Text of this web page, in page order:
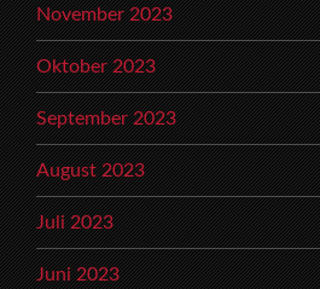
November 2023
Oktober 2023
September 2023
August 2023
Juli 2023
Juni 2023